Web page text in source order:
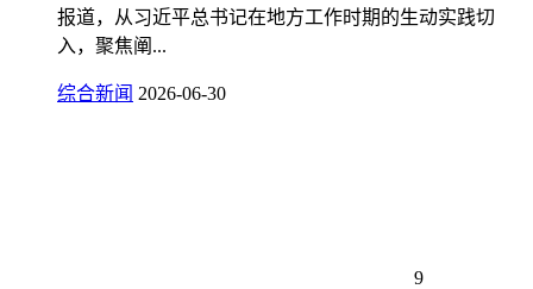
报道，从习近平总书记在地方工作时期的生动实践切
入，聚焦阐...
综合新闻 2026-06-30
9